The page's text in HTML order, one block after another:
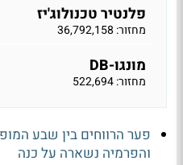
פלנטיר טכנולוג'יז
מחזור: 36,792,158
מונגו-DB
מחזור: 522,694
פער הרווחים בין שבע
והפרמיה נשארה על כנה